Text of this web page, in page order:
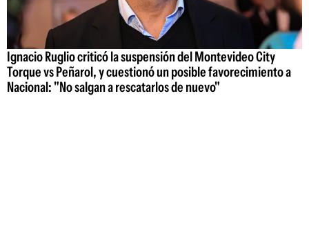
Ignacio Ruglio criticó la suspensión del Montevideo City
Torque vs Peñarol, y cuestionó un posible favorecimiento a
Nacional: "No salgan a rescatarlos de nuevo"